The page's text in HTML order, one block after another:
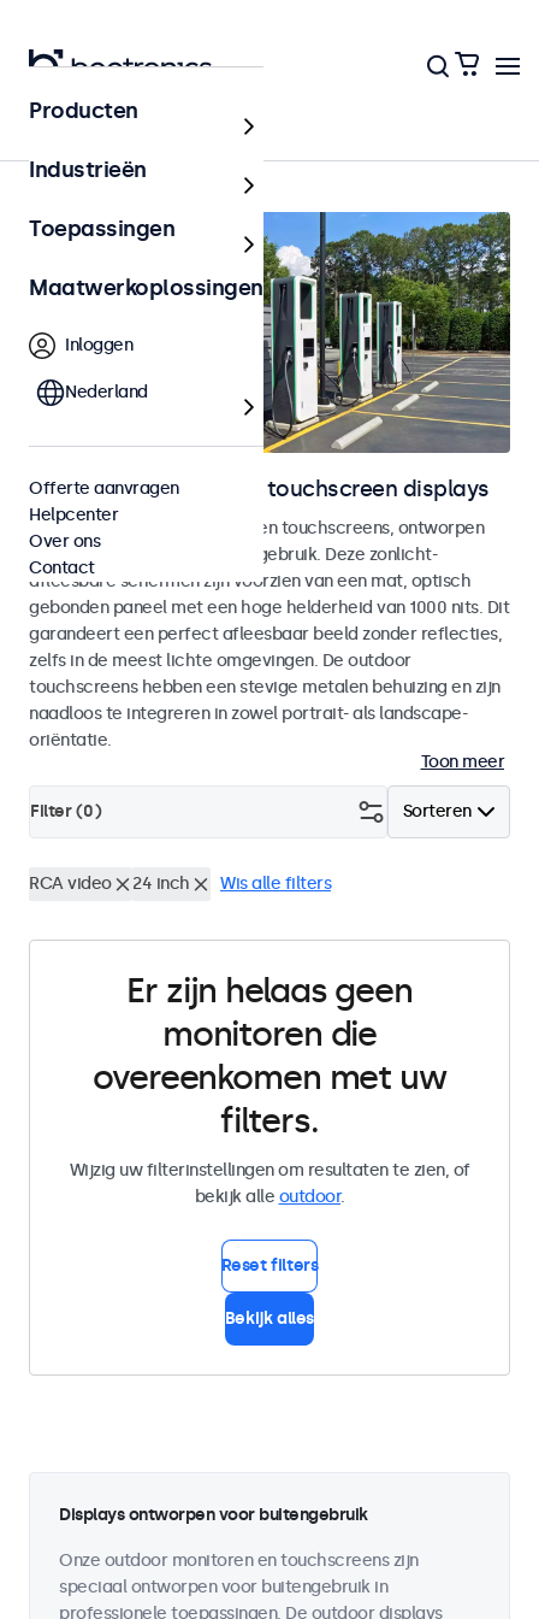
Home
Outdoor monitoren en touchscreen displays
Weersbestendige monitoren en touchscreens, ontworpen
voor zowel binnen- als buitengebruik. Deze zonlicht-
afleesbare schermen zijn voorzien van een mat, optisch
gebonden paneel met een hoge helderheid van 1000 nits. Dit
garandeert een perfect afleesbaar beeld zonder reflecties,
zelfs in de meest lichte omgevingen. De outdoor
touchscreens hebben een stevige metalen behuizing en zijn
naadloos te integreren in zowel portrait- als landscape-
oriëntatie.
Toon meer
Sorteren
Filter (0)
RCA video 24 inch Wis alle filters
Er zijn helaas geen
monitoren die
overeenkomen met uw
filters.
Wijzig uw filterinstellingen om resultaten te zien, of
bekijk alle outdoor.
Reset filters
Bekijk alles
Displays ontworpen voor buitengebruik
Onze outdoor monitoren en touchscreens zijn
speciaal ontworpen voor buitengebruik in
professionele toepassingen. De outdoor displays
Producten
Industrieën
Toepassingen
Maatwerkoplossingen
Inloggen
Nederland
Offerte aanvragen
Helpcenter
Over ons
Contact